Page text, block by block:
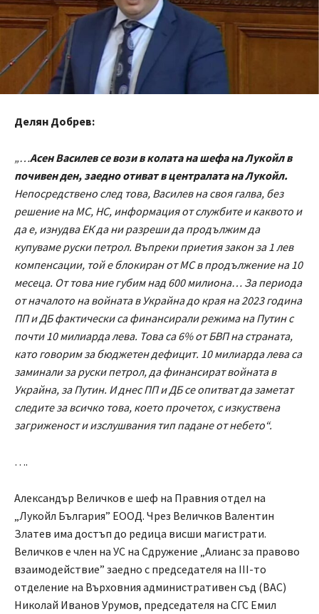
Делян Добрев:
„…Асен Василев се вози в колата на шефа на Лукойл в
почивен ден, заедно отиват в централата на Лукойл.
Непосредствено след това, Василев на своя галва, без
решение на МС, НС, информация от службите и каквото и
да е, изнудва ЕК да ни разреши да продължим да
купуваме руски петрол. Въпреки приетия закон за 1 лев
компенсации, той е блокиран от МС в продължение на 10
месеца. От това ние губим над 600 милиона… За периода
от началото на войната в Украйна до края на 2023 година
ПП и ДБ фактически са финансирали режима на Путин с
почти 10 милиарда лева. Това са 6% от БВП на страната,
като говорим за бюджетен дефицит. 10 милиарда лева са
заминали за руски петрол, да финансират войната в
Украйна, за Путин. И днес ПП и ДБ се опитват да заметат
следите за всичко това, което прочетох, с изкуствена
загриженост и изслушвания тип падане от небето“.
….
Александър Величков е шеф на Правния отдел на
„Лукойл България” ЕООД. Чрез Величков Валентин
Златев има достъп до редица висши магистрати.
Величков е член на УС на Сдружение „Алианс за правово
взаимодействие” заедно с председателя на III-то
отделение на Върховния административен съд (ВАС)
Николай Иванов Урумов, председателя на СГС Емил